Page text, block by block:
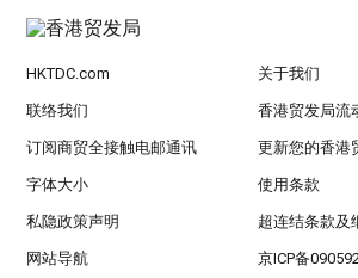
HKTDC.com 关于我们
联络我们 香港贸发局流
订阅商贸全接触电邮通讯 更新您的香港
字体大小 使用条款
私隐政策声明 超连结条款及
网站导航 京ICP备